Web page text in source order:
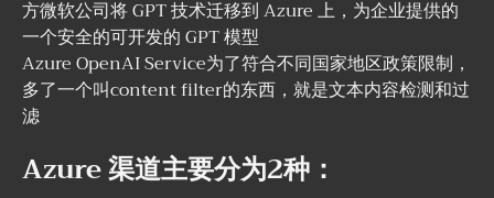
方微软公司将 GPT 技术迁移到 Azure 上，为企业提供的
一个安全的可开发的 GPT 模型
Azure OpenAI Service为了符合不同国家地区政策限制，
多了一个叫content filter的东西，就是文本内容检测和过
滤
Azure 渠道主要分为2种：